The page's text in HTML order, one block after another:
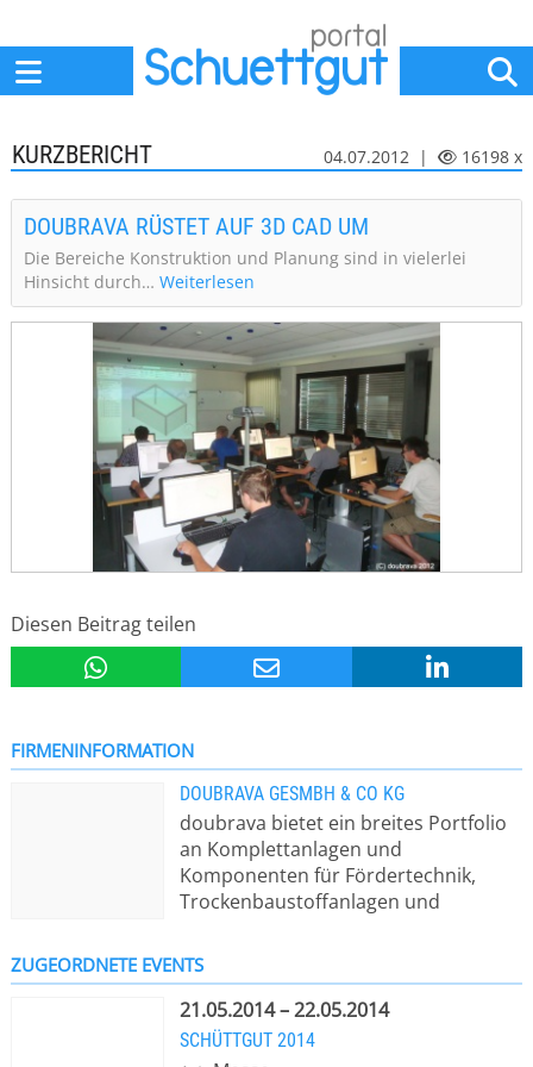
KURZBERICHT 04.07.2012 | 16198 x
DOUBRAVA RÜSTET AUF 3D CAD UM
Die Bereiche Konstruktion und Planung sind in vielerlei
Hinsicht durch… Weiterlesen
Diesen Beitrag teilen
FIRMENINFORMATION
DOUBRAVA GESMBH & CO KG
doubrava bietet ein breites Portfolio
an Komplettanlagen und
Komponenten für Fördertechnik,
Trockenbaustoffanlagen und
erbringen Leistungen, wie
verfahrenstechnisches Know-How,
Anlagenplanung, Engineering und
Fertigung, Equipmentlieferung,
Montage und Inbetriebnahme. Durch
ZUGEORDNETE EVENTS
21.05.2014 – 22.05.2014
SCHÜTTGUT 2014